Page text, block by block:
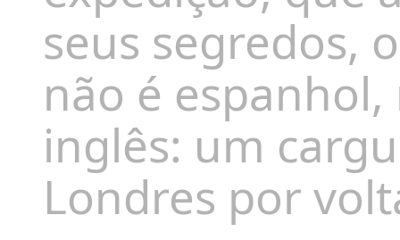
seus segredos,
não é
inglês: um
Londres por